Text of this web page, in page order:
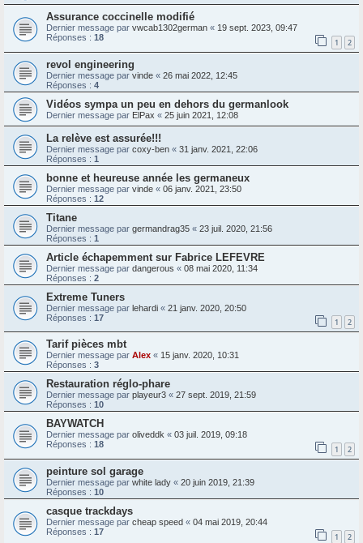
Assurance coccinelle modifié
Dernier message par vwcab1302german « 19 sept. 2023, 09:47
Réponses : 18 1 2
revol engineering
Dernier message par vinde « 26 mai 2022, 12:45
Réponses : 4
Vidéos sympa un peu en dehors du germanlook
Dernier message par ElPax « 25 juin 2021, 12:08
La relève est assurée!!!
Dernier message par coxy-ben « 31 janv. 2021, 22:06
Réponses : 1
bonne et heureuse année les germaneux
Dernier message par vinde « 06 janv. 2021, 23:50
Réponses : 12
Titane
Dernier message par germandrag35 « 23 juil. 2020, 21:56
Réponses : 1
Article échapemment sur Fabrice LEFEVRE
Dernier message par dangerous « 08 mai 2020, 11:34
Réponses : 2
Extreme Tuners
Dernier message par lehardi « 21 janv. 2020, 20:50
Réponses : 17 1 2
Tarif pièces mbt
Dernier message par Alex « 15 janv. 2020, 10:31
Réponses : 3
Restauration réglo-phare
Dernier message par playeur3 « 27 sept. 2019, 21:59
Réponses : 10
BAYWATCH
Dernier message par oliveddk « 03 juil. 2019, 09:18
Réponses : 18 1 2
peinture sol garage
Dernier message par white lady « 20 juin 2019, 21:39
Réponses : 10
casque trackdays
Dernier message par cheap speed « 04 mai 2019, 20:44
Réponses : 17 1 2